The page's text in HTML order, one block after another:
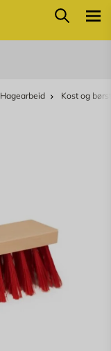
Søk
Hagearbeid Kost og